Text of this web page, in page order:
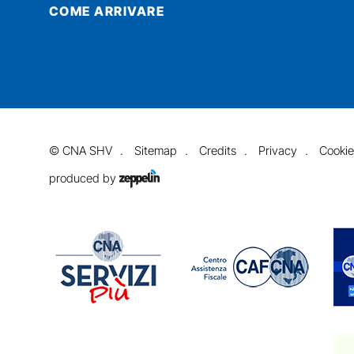
COME ARRIVARE
© CNA SHV Sitemap Credits Privacy
produced by